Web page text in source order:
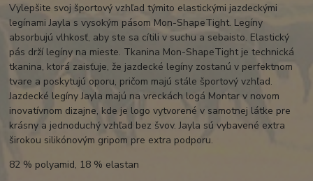
Vylepšite svoj športový vzhľad týmito elastickými jazdeckými
legínami Jayla s vysokým pásom Mon-ShapeTight. Legíny
absorbujú vlhkosť, aby ste sa cítili v suchu a sebaisto. Elastický
pás drží legíny na mieste. Tkanina Mon-ShapeTight je technická
tkanina, ktorá zaisťuje, že jazdecké legíny zostanú v perfektnom
tvare a poskytujú oporu, pričom majú stále športový vzhľad.
Jazdecké legíny Jayla majú na vreckách logá Montar v novom
inovatívnom dizajne, kde je logo vytvorené v samotnej látke pre
krásny a jednoduchý vzhľad bez švov. Jayla sú vybavené extra
širokou silikónovým gripom pre extra podporu.
82 % polyamid, 18 % elastan